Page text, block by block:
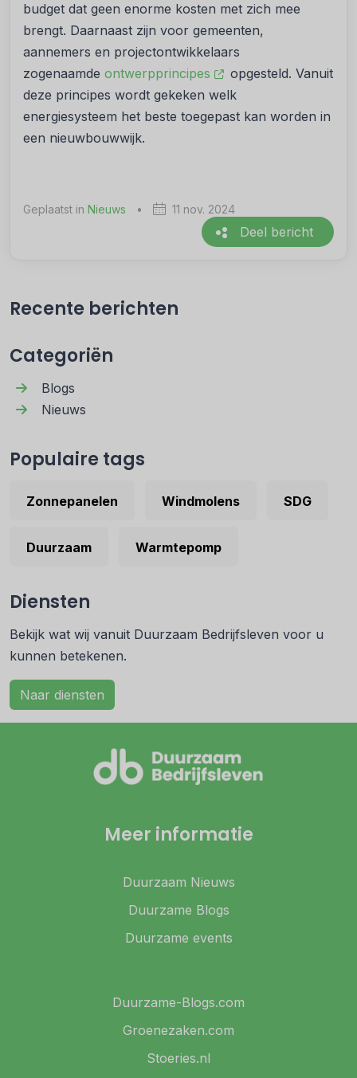
budget dat geen enorme kosten met zich mee
brengt. Daarnaast zijn voor gemeenten,
aannemers en projectontwikkelaars
zogenaamde ontwerpprincipes
opgesteld. Vanuit
deze principes wordt gekeken welk
energiesysteem het beste toegepast kan worden in
een nieuwbouwwijk.
Geplaatst in Nieuws • 11 nov. 2024
Deel bericht
Recente berichten
Categoriën
Blogs
Nieuws
Populaire tags
Zonnepanelen Windmolens SDG
Duurzaam Warmtepomp
Diensten
Bekijk wat wij vanuit Duurzaam Bedrijfsleven voor u
kunnen betekenen.
Naar diensten
Meer informatie
Duurzaam Nieuws
Duurzame Blogs
Duurzame events
Duurzame-Blogs.com
Groenezaken.com
Stoeries.nl